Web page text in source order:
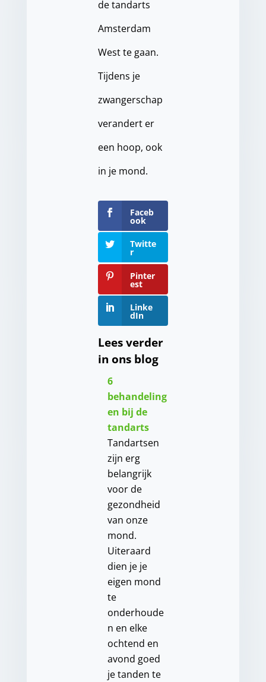
de tandarts
Amsterdam
West te gaan.
Tijdens je
zwangerschap
verandert er
een hoop, ook
in je mond.
Faceb
ook
Twitte
r
Pinter
est
Linke
dIn
Lees verder
in ons blog
6
behandeling
en bij de
tandarts
Tandartsen
zijn erg
belangrijk
voor de
gezondheid
van onze
mond.
Uiteraard
dien je je
eigen mond
te
onderhoude
n en elke
ochtend en
avond goed
je tanden te